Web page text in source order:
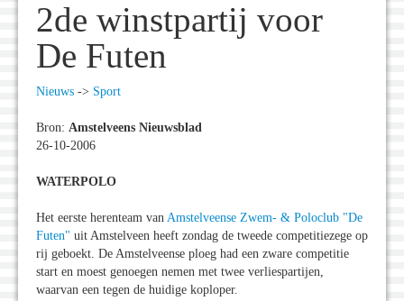
2de winstpartij voor
De Futen
Nieuws -> Sport
Bron: Amstelveens Nieuwsblad
26-10-2006
WATERPOLO
Het eerste herenteam van Amstelveense Zwem- & Poloclub "De
Futen" uit Amstelveen heeft zondag de tweede competitiezege op
rij geboekt. De Amstelveense ploeg had een zware competitie
start en moest genoegen nemen met twee verliespartijen,
waarvan een tegen de huidige koploper.